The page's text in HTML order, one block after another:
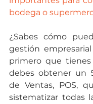
bodega o
¿Sabes cómo
gestión
primero que
debes obtener un
de Ventas, POS,
sistematizar todas